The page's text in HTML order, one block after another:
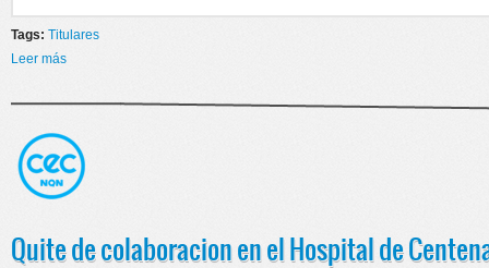
Tags: Titulares
Leer más
Quite de colaboracion en el Hospital de